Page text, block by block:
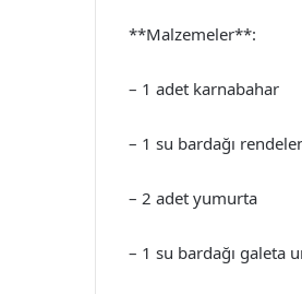
**Malzemeler**:
– 1 adet karnabahar
– 1 su bardağı
– 2 adet yumurta
– 1 su bardağı galeta